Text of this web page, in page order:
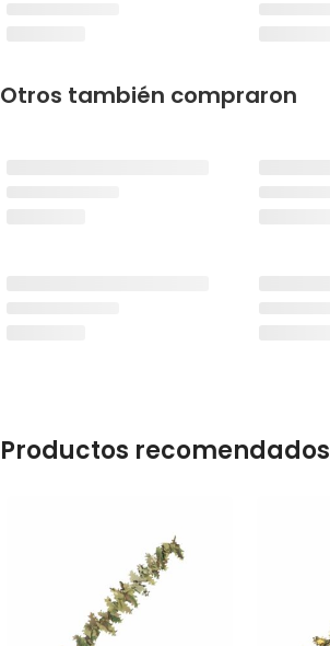
Otros también compraron
Productos recomendados